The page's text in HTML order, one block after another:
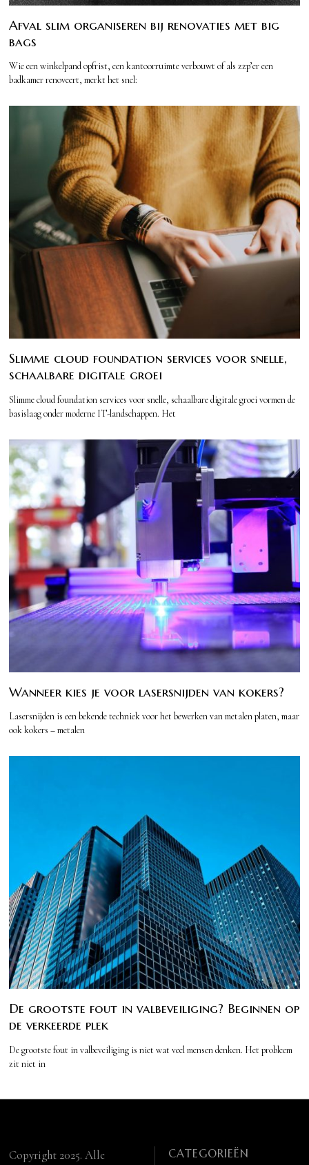
Afval slim organiseren bij renovaties met big
bags
Wie een winkelpand opfrist, een kantoorruimte verbouwt of als zzp’er een
badkamer renoveert, merkt het snel:
Slimme cloud foundation services voor snelle,
schaalbare digitale groei
Slimme cloud foundation services voor snelle, schaalbare digitale groei vormen de
basislaag onder moderne IT-landschappen. Het
Wanneer kies je voor lasersnijden van kokers?
Lasersnijden is een bekende techniek voor het bewerken van metalen platen, maar
ook kokers – metalen
De grootste fout in valbeveiliging? Beginnen op
de verkeerde plek
De grootste fout in valbeveiliging is niet wat veel mensen denken. Het probleem
zit niet in
Copyright 2025. Alle
CATEGORIEËN